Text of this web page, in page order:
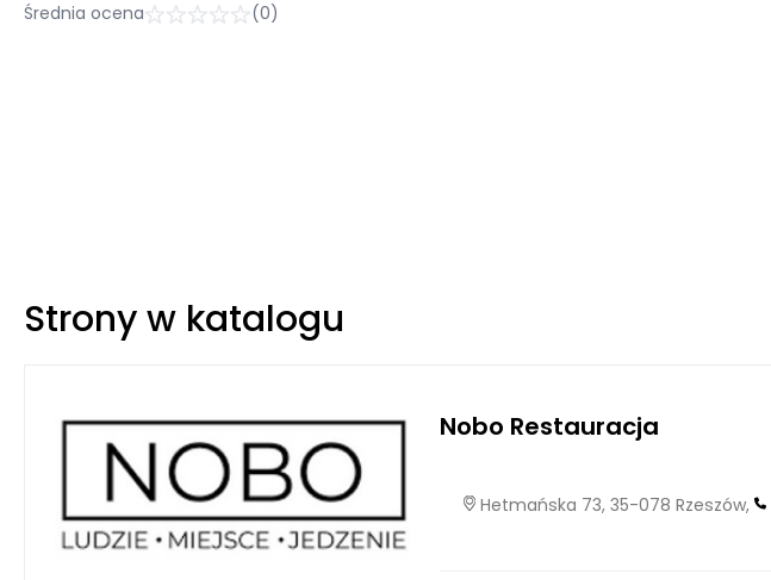
Średnia ocena (0)
Strony w katalogu
Nobo Restauracja
Hetmańska 73, 35-078 Rzeszów,